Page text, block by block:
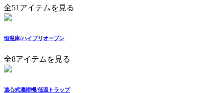
全51アイテムを見る
恒温庫/ハイブリオーブン
全8アイテムを見る
遠心式濃縮機/低温トラップ